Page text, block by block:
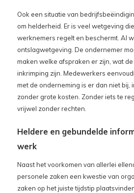
Ook een situatie van
om helderheid. Er is veel wetgeving
werknemers regelt en beschermt. Al
ontslagwetgeving. De ondernemer
maken welke afspraken er zijn, wat
inkrimping zijn. Medewerkers
met de onderneming is er dan niet bij,
zonder grote kosten. Zonder iets te
vrijwel zonder rechten.
Heldere en gebundelde
werk
Naast het voorkomen van allerlei
personele zaken een kwestie van
zaken op het juiste tijdstip